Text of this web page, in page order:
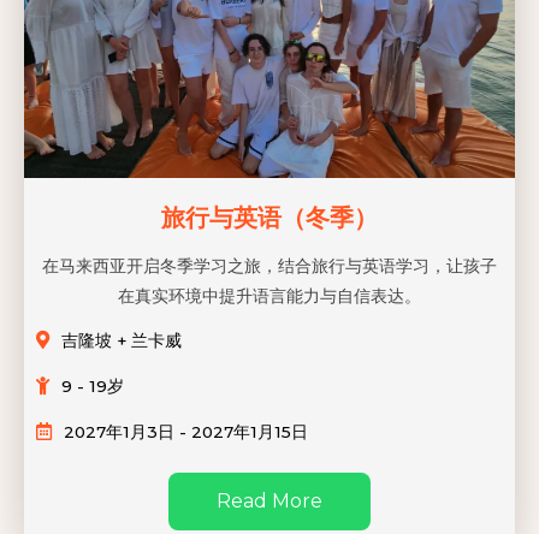
旅行与英语（冬季）
在马来西亚开启冬季学习之旅，结合旅行与英语学习，让孩子
在真实环境中提升语言能力与自信表达。
吉隆坡 + 兰卡威
9 - 19岁
2027年1月3日 - 2027年1月15日
Read More